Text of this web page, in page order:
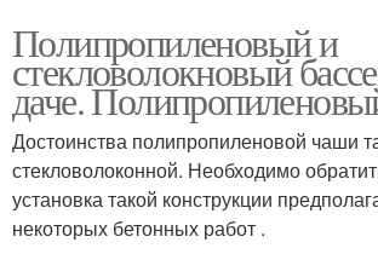
Полипропиленовый и
стекловолокновый
даче.
Достоинства полипропиленовой чаши
стекловолоконной. Необходимо
установка такой конструкции
некоторых бетонных работ .